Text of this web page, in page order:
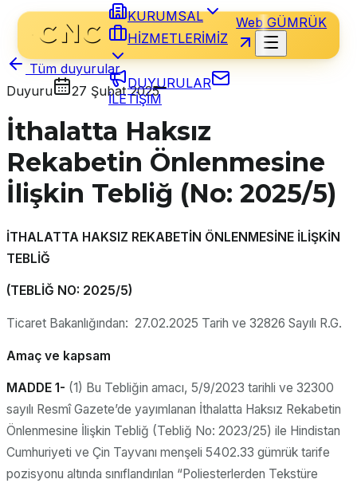
KURUMSAL
HİZMETLERİMİZ
DUYURULAR
İLETİŞİM
Web GÜMRÜK
Tüm duyurular
Duyuru
27 Şubat 2025
İthalatta Haksız
Rekabetin Önlenmesine
İlişkin Tebliğ (No: 2025/5)
İTHALATTA HAKSIZ REKABETİN ÖNLENMESİNE İLİŞKİN
TEBLİĞ
(TEBLİĞ NO: 2025/5)
Ticaret Bakanlığından: 27.02.2025 Tarih ve 32826 Sayılı R.G.
Amaç ve kapsam
MADDE 1- (1) Bu Tebliğin amacı, 5/9/2023 tarihli ve 32300
sayılı Resmî Gazete’de yayımlanan İthalatta Haksız Rekabetin
Önlenmesine İlişkin Tebliğ (Tebliğ No: 2023/25) ile Hindistan
Cumhuriyeti ve Çin Tayvanı menşeli 5402.33 gümrük tarife
pozisyonu altında sınıflandırılan “Poliesterlerden Tekstüre